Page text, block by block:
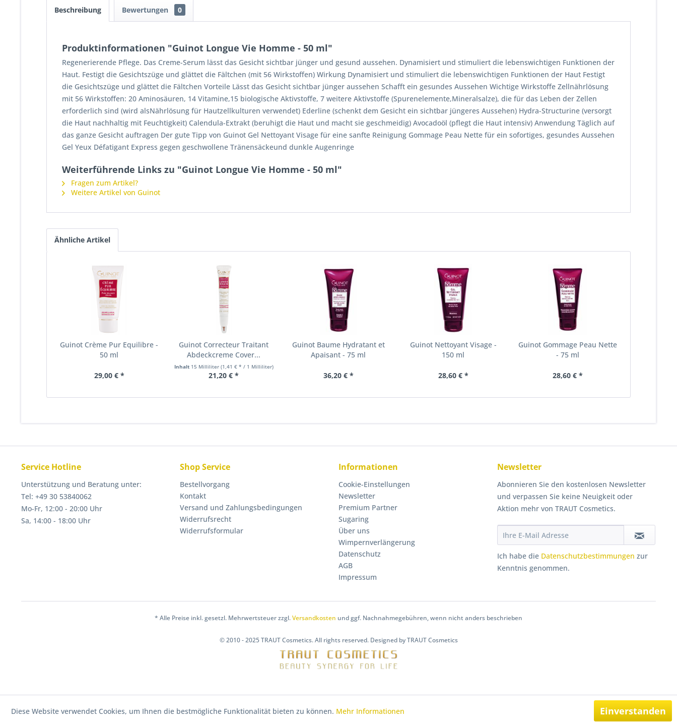
Beschreibung Bewertungen 0
Produktinformationen "Guinot Longue Vie Homme - 50 ml"
Regenerierende Pflege. Das Creme-Serum lässt das Gesicht sichtbar jünger und gesund aussehen. Dynamisiert und stimuliert die lebenswichtigen Funktionen der
Haut. Festigt die Gesichtszüge und glättet die Fältchen (mit 56 Wirkstoffen) Wirkung Dynamisiert und stimuliert die lebenswichtigen Funktionen der Haut Festigt
die Gesichtszüge und glättet die Fältchen Vorteile Lässt das Gesicht sichtbar jünger aussehen Schafft ein gesundes Aussehen Wichtige Wirkstoffe Zellnährlösung
mit 56 Wirkstoffen: 20 Aminosäuren, 14 Vitamine,15 biologische Aktivstoffe, 7 weitere Aktivstoffe (Spurenelemente,Mineralsalze), die für das Leben der Zellen
erforderlich sind (wird alsNährlösung für Hautzellkulturen verwendet) Ederline (schenkt dem Gesicht ein sichtbar jüngeres Aussehen) Hydra-Structurine (versorgt
die Haut nachhaltig mit Feuchtigkeit) Calendula-Extrakt (beruhigt die Haut und macht sie geschmeidig) Avocadoöl (pflegt die Haut intensiv) Anwendung Täglich auf
das ganze Gesicht auftragen Der gute Tipp von Guinot Gel Nettoyant Visage für eine sanfte Reinigung Gommage Peau Nette für ein sofortiges, gesundes Aussehen
Gel Yeux Défatigant Express gegen geschwollene Tränensäckeund dunkle Augenringe
Weiterführende Links zu "Guinot Longue Vie Homme - 50 ml"
Fragen zum Artikel?
Weitere Artikel von Guinot
Ähnliche Artikel
Guinot Crème Pur Equilibre -
50 ml
29,00 € *
Guinot Correcteur Traitant
Abdeckcreme Cover...
Inhalt 15 Milliliter (1,41 € * / 1 Milliliter)
21,20 € *
Guinot Baume Hydratant et
Apaisant - 75 ml
36,20 € *
Guinot Nettoyant Visage -
150 ml
28,60 € *
Guinot Gommage Peau Nette
- 75 ml
28,60 € *
Service Hotline
Unterstützung und Beratung unter:
Tel: +49 30 53840062
Mo-Fr, 12:00 - 20:00 Uhr
Sa, 14:00 - 18:00 Uhr
Shop Service
Bestellvorgang
Kontakt
Versand und Zahlungsbedingungen
Widerrufsrecht
Widerrufsformular
Informationen
Cookie-Einstellungen
Newsletter
Premium Partner
Sugaring
Über uns
Wimpernverlängerung
Datenschutz
AGB
Impressum
Newsletter
Abonnieren Sie den kostenlosen Newsletter
und verpassen Sie keine Neuigkeit oder
Aktion mehr von TRAUT Cosmetics.
Ich habe die Datenschutzbestimmungen zur
Kenntnis genommen.
* Alle Preise inkl. gesetzl. Mehrwertsteuer zzgl.Versandkosten und ggf. Nachnahmegebühren, wenn nicht anders beschrieben
© 2010 - 2025 TRAUT Cosmetics. All rights reserved. Designed by TRAUT Cosmetics
Diese Website verwendet Cookies, um Ihnen die bestmögliche Funktionalität bieten zu können. Mehr Informationen Einverstanden